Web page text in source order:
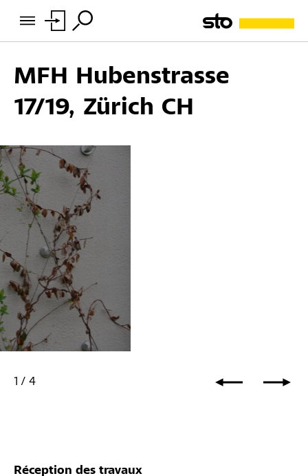
MFH Hubenstrasse
17/19, Zürich CH
1 / 4
Réception des travaux